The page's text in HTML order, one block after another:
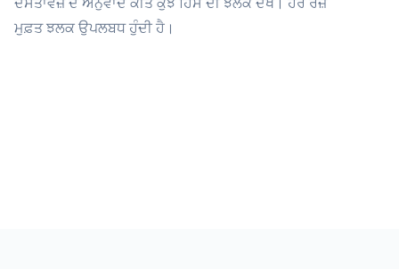
ਮੁਫ਼ਤ ਝਲਕ ਉਪਲਬਧ ਹੁੰਦੀ ਹੈ।